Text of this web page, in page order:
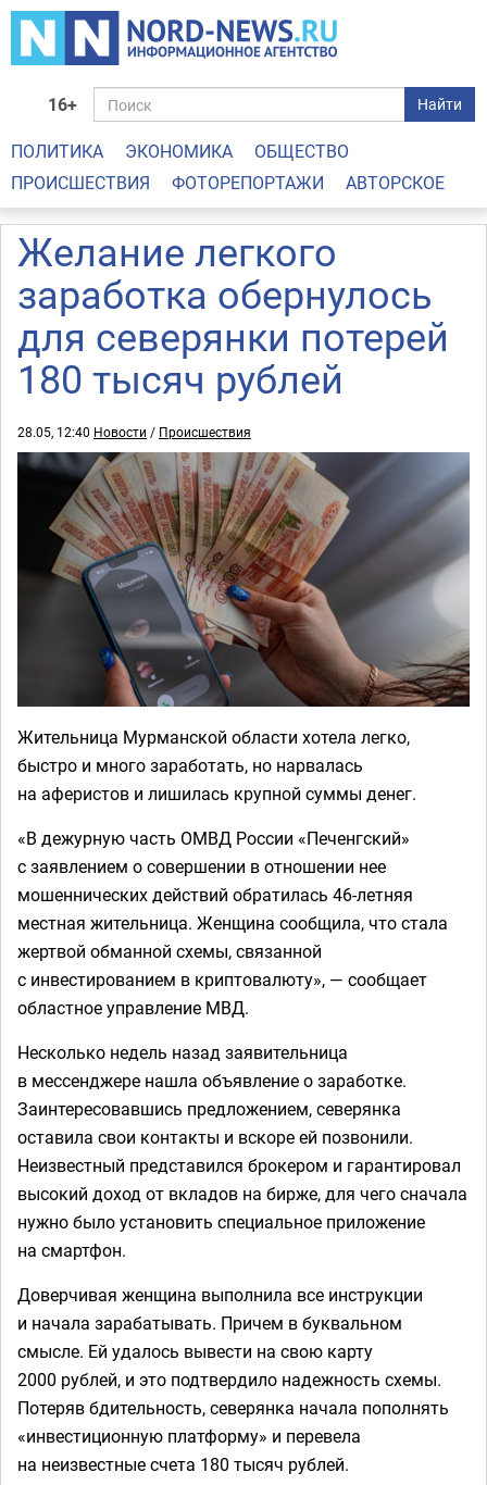
16+ Найти
ПОЛИТИКА ЭКОНОМИКА
ОБЩЕСТВО
ПРОИСШЕСТВИЯ
ФОТОРЕПОРТАЖИ АВТОРСКОЕ
Желание легкого
заработка обернулось
для северянки потерей
180 тысяч рублей
28.05, 12:40 Новости / Происшествия
Жительница Мурманской области хотела легко,
быстро и много заработать, но нарвалась
на аферистов и лишилась крупной суммы денег.
«В дежурную часть ОМВД России «Печенгский»
с заявлением о совершении в отношении нее
мошеннических действий обратилась 46-летняя
местная жительница. Женщина сообщила, что стала
жертвой обманной схемы, связанной
с инвестированием в криптовалюту», — сообщает
областное управление МВД.
Несколько недель назад заявительница
в мессенджере нашла объявление о заработке.
Заинтересовавшись предложением, северянка
оставила свои контакты и вскоре ей позвонили.
Неизвестный представился брокером и гарантировал
высокий доход от вкладов на бирже, для чего сначала
нужно было установить специальное приложение
на смартфон.
Доверчивая женщина выполнила все инструкции
и начала зарабатывать. Причем в буквальном
смысле. Ей удалось вывести на свою карту
2000 рублей, и это подтвердило надежность схемы.
Потеряв бдительность, северянка начала пополнять
«инвестиционную платформу» и перевела
на неизвестные счета 180 тысяч рублей.